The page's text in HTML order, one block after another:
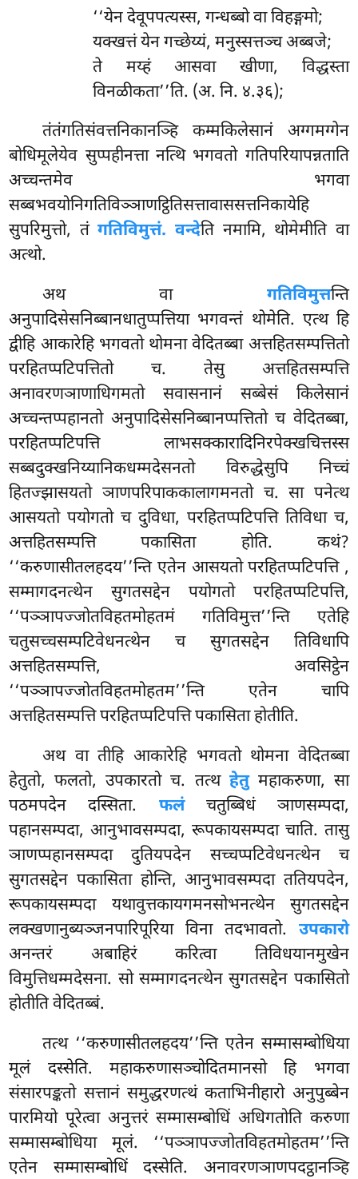
‘‘येन देवूपपत्यस्स, गन्धब्बो वा विहङ्गमो;
यक्खत्तं येन गच्छेय्यं, मनुस्सत्तञ्च अब्बजे;
ते मय्हं आसवा खीणा, विद्धस्ता
विनळीकता’’ति. (अ. नि. ४.३६);
तंतंगतिसंवत्तनिकानञ्हि कम्मकिलेसानं अग्गमग्गेन
बोधिमूलेयेव सुप्पहीनत्ता नत्थि भगवतो गतिपरियापन्नताति
अच्चन्तमेव भगवा
सब्बभवयोनिगतिविञ्ञाणट्ठितिसत्तावाससत्तनिकायेहि
सुपरिमुत्तो, तंगतिविमुत्तं. वन्देति नमामि, थोमेमीति वा
अत्थो.
अथ वा गतिविमुत्तन्ति
अनुपादिसेसनिब्बानधातुप्पत्तिया भगवन्तं थोमेति. एत्थ हि
द्वीहि आकारेहि भगवतो थोमना वेदितब्बा अत्तहितसम्पत्तितो
परहितप्पटिपत्तितो च. तेसु अत्तहितसम्पत्ति
अनावरणञाणाधिगमतो सवासनानं सब्बेसं किलेसानं
अच्चन्तप्पहानतो अनुपादिसेसनिब्बानप्पत्तितो च वेदितब्बा,
परहितप्पटिपत्ति लाभसक्कारादिनिरपेक्खचित्तस्स
सब्बदुक्खनिय्यानिकधम्मदेसनतो विरुद्धेसुपि निच्चं
हितज्झासयतो ञाणपरिपाककालागमनतो च. सा पनेत्थ
आसयतो पयोगतो च दुविधा, परहितप्पटिपत्ति तिविधा च,
अत्तहितसम्पत्तिपकासिता होति. कथं?
‘‘करुणासीतलहदय’’न्ति एतेन आसयतो परहितप्पटिपत्ति ,
सम्मागदनत्थेन सुगतसद्देन पयोगतो परहितप्पटिपत्ति,
‘‘पञ्ञापज्जोतविहतमोहतमं गतिविमुत्त’’न्ति एतेहि
चतुसच्चसम्पटिवेधनत्थेन च सुगतसद्देन तिविधापि
अत्तहितसम्पत्ति, अवसिट्ठेन
‘‘पञ्ञापज्जोतविहतमोहतम’’न्ति एतेन चापि
अत्तहितसम्पत्ति परहितप्पटिपत्ति पकासिता होतीति.
अथ वा तीहि आकारेहि भगवतो थोमना वेदितब्बा
हेतुतो, फलतो, उपकारतो च. तत्थ हेतुमहाकरुणा, सा
पठमपदेन दस्सिता. फलंचतुब्बिधं ञाणसम्पदा,
पहानसम्पदा, आनुभावसम्पदा, रूपकायसम्पदा चाति. तासु
ञाणप्पहानसम्पदा दुतियपदेन सच्चप्पटिवेधनत्थेन च
सुगतसद्देन पकासिता होन्ति, आनुभावसम्पदा ततियपदेन,
रूपकायसम्पदा यथावुत्तकायगमनसोभनत्थेन सुगतसद्देन
लक्खणानुब्यञ्जनपारिपूरिया विना तदभावतो. उपकारो
अनन्तरं अबाहिरं करित्वा तिविधयानमुखेन
विमुत्तिधम्मदेसना. सो सम्मागदनत्थेन सुगतसद्देन पकासितो
होतीति वेदितब्बं.
तत्थ ‘‘करुणासीतलहदय’’न्ति एतेन सम्मासम्बोधिया
मूलं दस्सेति. महाकरुणासञ्चोदितमानसो हि भगवा
संसारपङ्कतो सत्तानं समुद्धरणत्थं कताभिनीहारो अनुपुब्बेन
पारमियो पूरेत्वा अनुत्तरं सम्मासम्बोधिं अधिगतोति करुणा
सम्मासम्बोधिया मूलं. ‘‘पञ्ञापज्जोतविहतमोहतम’’न्ति
एतेन सम्मासम्बोधिं दस्सेति. अनावरणञाणपदट्ठानञ्हि